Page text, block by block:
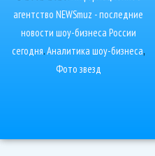
агентство NEWSmuz - последние
новости шоу-бизнеса России
сегодня.Аналитика шоу-бизнеса,
Фото звезд